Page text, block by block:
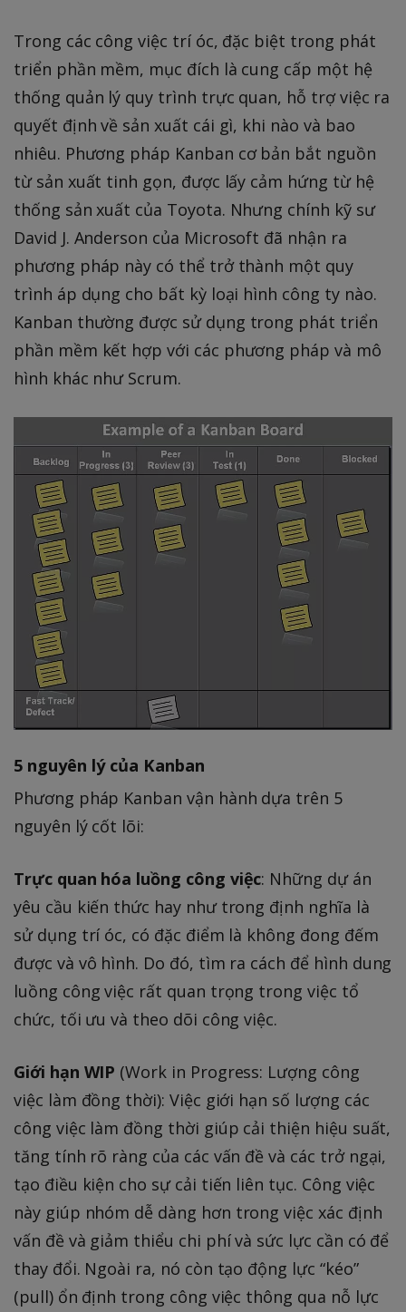
Trong các công việc trí óc, đặc biệt trong phát
triển phần mềm, mục đích là cung cấp một hệ
thống quản lý quy trình trực quan, hỗ trợ việc ra
quyết định về sản xuất cái gì, khi nào và bao
nhiêu. Phương pháp Kanban cơ bản bắt nguồn
từ sản xuất tinh gọn, được lấy cảm hứng từ hệ
thống sản xuất của Toyota. Nhưng chính kỹ sư
David J. Anderson của Microsoft đã nhận ra
phương pháp này có thể trở thành một quy
trình áp dụng cho bất kỳ loại hình công ty nào.
Kanban thường được sử dụng trong phát triển
phần mềm kết hợp với các phương pháp và mô
hình khác như Scrum.
5 nguyên lý của Kanban
Phương pháp Kanban vận hành dựa trên 5
nguyên lý cốt lõi:
Trực quan hóa luồng công việc: Những dự án
yêu cầu kiến thức hay như trong định nghĩa là
sử dụng trí óc, có đặc điểm là không đong đếm
được và vô hình. Do đó, tìm ra cách để hình dung
luồng công việc rất quan trọng trong việc tổ
chức, tối ưu và theo dõi công việc.
Giới hạn WIP (Work in Progress: Lượng công
việc làm đồng thời): Việc giới hạn số lượng các
công việc làm đồng thời giúp cải thiện hiệu suất,
tăng tính rõ ràng của các vấn đề và các trở ngại,
tạo điều kiện cho sự cải tiến liên tục. Công việc
này giúp nhóm dễ dàng hơn trong việc xác định
vấn đề và giảm thiểu chi phí và sức lực cần có để
thay đổi. Ngoài ra, nó còn tạo động lực “kéo”
(pull) ổn định trong công việc thông qua nỗ lực